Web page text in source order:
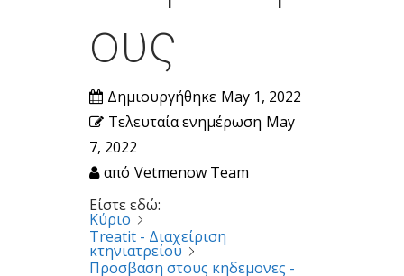
ους
Δημιουργήθηκε May 1, 2022
Τελευταία ενημέρωση May
7, 2022
από Vetmenow Team
Είστε εδώ:
Κύριο
Treatit - Διαχείριση
κτηνιατρείου
Προσβαση στους κηδεμονες -